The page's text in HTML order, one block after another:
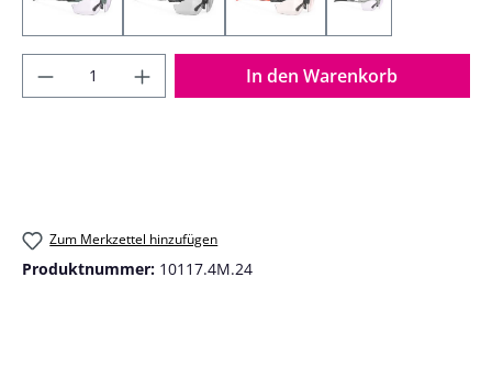
SP537570-0000 Green Sage Matte - ImpactX
SP537887-0000 Frozen Ash - ImpactX
SP538919-0000 Carbonium
SP547597-0000
Produkt Anzahl: Gib den gewünschten
In den Warenkorb
Zum Merkzettel hinzufügen
Produktnummer: 10117.4M.24